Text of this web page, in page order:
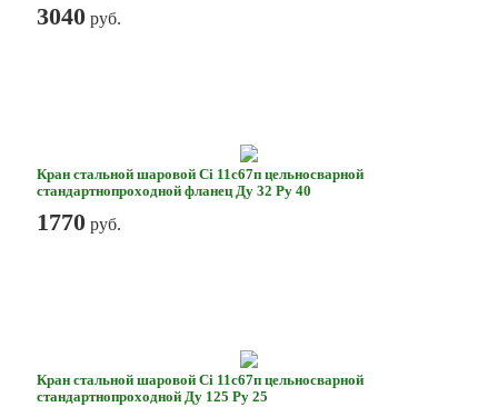
3040 руб.
Кран стальной шаровой Ci 11с67п цельносварной
стандартнопроходной фланец Ду 32 Ру 40
1770 руб.
Кран стальной шаровой Ci 11с67п цельносварной
стандартнопроходной Ду 125 Ру 25